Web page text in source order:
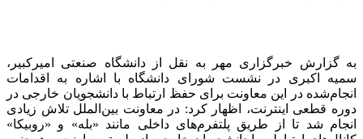
به گزارش خبرگزاری مهر به نقل از دانشگاه صنعتی امیرکبیر،
سمیه اکبری در نشست شورای دانشگاه با اشاره به اقدامات
انجام‌شده در این معاونت برای حفظ ارتباط با دانشجویان خارجی در
دوره قطعی اینترنت، اظهار کرد: در معاونت بین‌الملل تلاش زیادی
انجام شد تا از طریق پلتفرم‌های داخلی مانند «بله» و «روبیکا»